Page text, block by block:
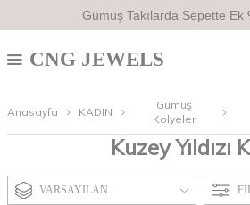
Gümüş Takılarda Sepette Ek
CNG JEWELS
Anasayfa KADIN
Gümüş
Kolyeler
Kuzey Yıldızı
VARSAYILAN